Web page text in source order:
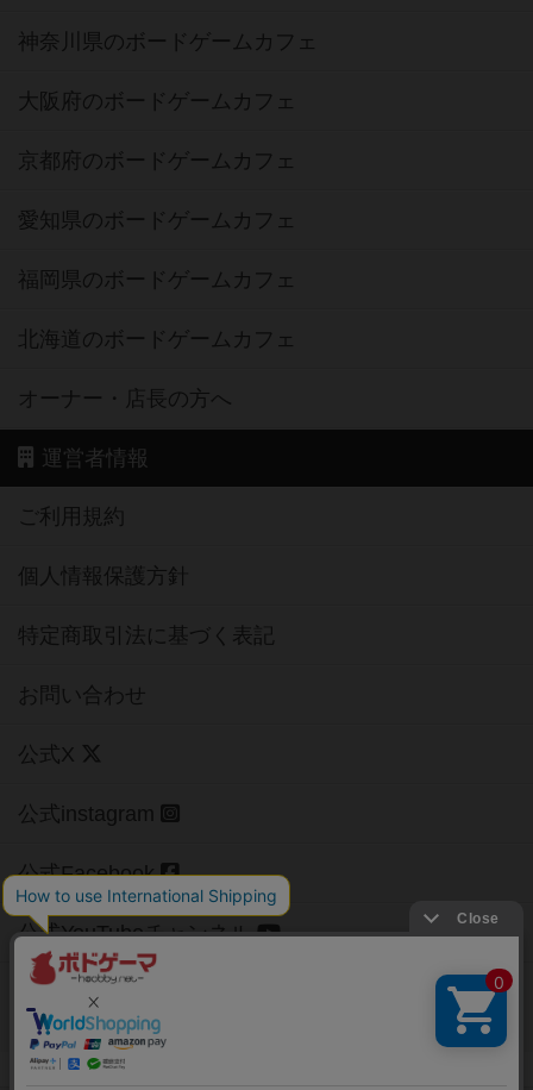
神奈川県のボードゲームカフェ
大阪府のボードゲームカフェ
京都府のボードゲームカフェ
愛知県のボードゲームカフェ
福岡県のボードゲームカフェ
北海道のボードゲームカフェ
オーナー・店長の方へ
運営者情報
ご利用規約
個人情報保護方針
特定商取引法に基づく表記
お問い合わせ
公式X
公式instagram
公式Facebook
公式YouTubeチャンネル